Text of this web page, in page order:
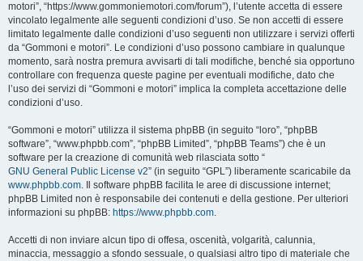
motori”, “https://www.gommoniemotori.com/forum”), l’utente accetta di essere
vincolato legalmente alle seguenti condizioni d’uso. Se non accetti di essere
limitato legalmente dalle condizioni d’uso seguenti non utilizzare i servizi offerti
da “Gommoni e motori”. Le condizioni d’uso possono cambiare in qualunque
momento, sarà nostra premura avvisarti di tali modifiche, benché sia opportuno
controllare con frequenza queste pagine per eventuali modifiche, dato che
l’uso dei servizi di “Gommoni e motori” implica la completa accettazione delle
condizioni d’uso.
“Gommoni e motori” utilizza il sistema phpBB (in seguito “loro”, “phpBB
software”, “www.phpbb.com”, “phpBB Limited”, “phpBB Teams”) che è un
software per la creazione di comunità web rilasciata sotto “
GNU General Public License v2” (in seguito “GPL”) liberamente scaricabile da
www.phpbb.com. Il software phpBB facilita le aree di discussione internet;
phpBB Limited non è responsabile dei contenuti e della gestione. Per ulteriori
informazioni su phpBB: https://www.phpbb.com.
Accetti di non inviare alcun tipo di offesa, oscenità, volgarità, calunnia,
minaccia, messaggio a sfondo sessuale, o qualsiasi altro tipo di materiale che